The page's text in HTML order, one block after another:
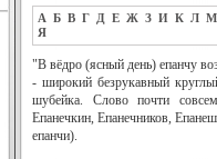
А Б В Г Д Е Ж З И К Л М
Я
"В вёдро (ясный день) епанчу
- широкий безрукавный
шубейка. Слово почти
Епанечкин, Епанечников,
епанчи).